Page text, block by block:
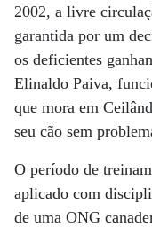
2002, a livre
garantida por um
os deficientes
Elinaldo Paiva,
que mora em
seu cão sem
O período de
aplicado com
de uma ONG